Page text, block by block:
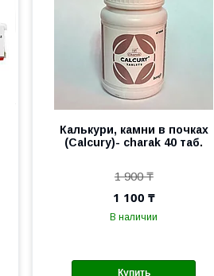
Калькури, камни в почках
(Calcury)- charak 40 таб.
1 900 ₸
1 100 ₸
В наличии
Купить